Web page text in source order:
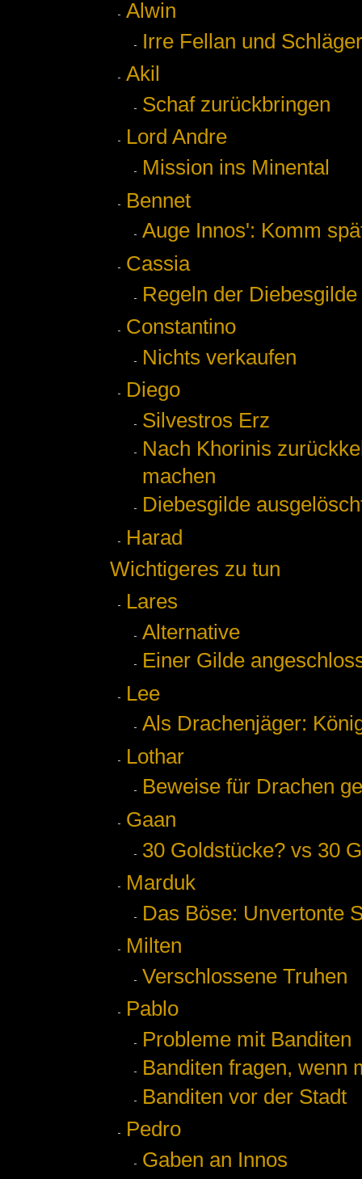
Alwin
Irre Fellan und
Akil
Schaf zurückbringen
Lord Andre
Mission ins Minental
Bennet
Auge Innos': Komm
Cassia
Regeln der Diebesgilde
Constantino
Nichts verkaufen
Diego
Silvestros Erz
Nach Khorinis
machen
Diebesgilde
Harad
Wichtigeres zu tun
Lares
Alternative
Einer Gilde
Lee
Als Drachenjäger:
Lothar
Beweise für Drachen
Gaan
30 Goldstücke? vs 30
Marduk
Das Böse: Unvertonte
Milten
Verschlossene Truhen
Pablo
Probleme mit Banditen
Banditen fragen, wenn
Banditen vor der Stadt
Pedro
Gaben an Innos